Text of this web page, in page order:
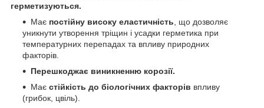
герметизуються.
Має постійну високу еластичність , що дозволяє
уникнути утворення тріщин і усадки герметика при
температурних перепадах та впливу природних
факторів.
Перешкоджає виникненню корозії.
Має стійкість до біологічних факторів впливу
(грибок, цвіль).